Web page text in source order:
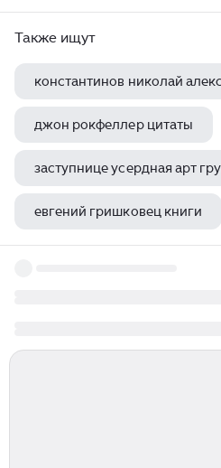
Также ищут
константинов николай
джон рокфеллер цитаты
заступнице усердная арт
евгений гришковец книги